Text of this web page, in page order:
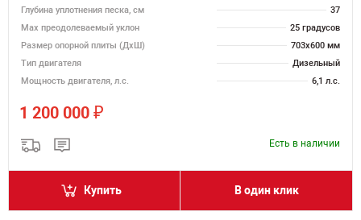
Глубина уплотнения песка, см
37
Max преодолеваемый уклон
25 градусов
Размер опорной плиты (ДхШ)
703x600 мм
Тип двигателя
Дизельный
Мощность двигателя, л.с.
6,1 л.с.
1 200 000 ₽
Есть в наличии
Купить В один клик